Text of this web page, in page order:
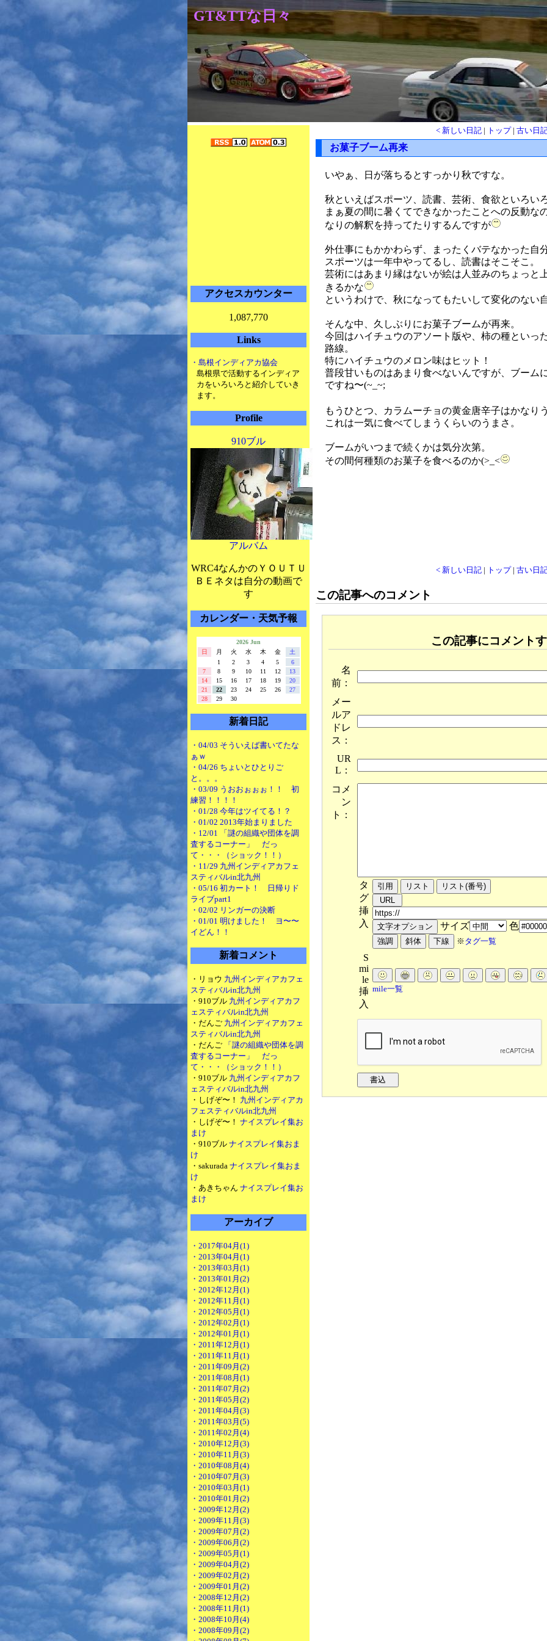
GT&TTな日々
アクセスカウンター
1,087,770
Links
・島根インディアカ協会
島根県で活動するインディア
カをいろいろと紹介していき
ます。
Profile
910ブル
アルバム
WRC4なんかのＹＯＵＴＵ
ＢＥネタは自分の動画で
す
カレンダー・天気予報
2026 Jun
日
月 火 水 木 金
土
1
2 3 4 5
6
7
8 9 10 11 12
13
14
15 16 17 18 19
20
21
22 23 24 25 26
27
28
29 30
新着日記
・04/03 そういえば書いてたな
ぁｗ
・04/26 ちょいとひとりご
と。。。
・03/09 うおおぉぉぉ！！ 初
練習！！！！
・01/28 今年はツイてる！？
・01/02 2013年始まりました
・12/01 「謎の組織や団体を調
査するコーナー」 だっ
て・・・（ショック！！）
・11/29 九州インディアカフェ
スティバルin北九州
・05/16 初カート！ 日帰りド
ライブpart1
・02/02 リンガーの決断
・01/01 明けました！ ヨ〜〜
イどん！！
新着コメント
・リョウ 九州インディアカフェ
スティバルin北九州
・910ブル 九州インディアカフ
ェスティバルin北九州
・だんご 九州インディアカフェ
スティバルin北九州
・だんご
「謎の組織や団体を調
査するコーナー」 だっ
て・・・（ショック！！）
・910ブル 九州インディアカフ
ェスティバルin北九州
・しげぞ〜！ 九州インディアカ
フェスティバルin北九州
・しげぞ〜！ ナイスプレイ集お
まけ
・910ブル ナイスプレイ集おま
け
・sakurada ナイスプレイ集おま
け
・あきちゃん ナイスプレイ集お
まけ
アーカイブ
・2017年04月(1)
・2013年04月(1)
・2013年03月(1)
・2013年01月(2)
・2012年12月(1)
・2012年11月(1)
・2012年05月(1)
・2012年02月(1)
・2012年01月(1)
・2011年12月(1)
・2011年11月(1)
・2011年09月(2)
・2011年08月(1)
・2011年07月(2)
・2011年05月(2)
・2011年04月(3)
・2011年03月(5)
・2011年02月(4)
・2010年12月(3)
・2010年11月(3)
・2010年08月(4)
・2010年07月(3)
・2010年03月(1)
・2010年01月(2)
・2009年12月(2)
・2009年11月(3)
・2009年07月(2)
・2009年06月(2)
・2009年05月(1)
・2009年04月(2)
・2009年02月(2)
・2009年01月(2)
・2008年12月(2)
・2008年11月(1)
・2008年10月(4)
・2008年09月(2)
< 新しい日記| トップ| 古い日
お菓子ブーム再来
いやぁ、日が落ちるとすっかり秋ですな。
秋といえばスポーツ、読書、芸術、食欲といろい
まぁ夏の間に暑くてできなかったことへの反動な
なりの解釈を持ってたりするんですが
外仕事にもかかわらず、まったくバテなかった自
スポーツは一年中やってるし、読書はそこそこ。
芸術にはあまり縁はないが絵は人並みのちょっと
きるかな
というわけで、秋になってもたいして変化のない
そんな中、久しぶりにお菓子ブームが再来。
今回はハイチュウのアソート版や、柿の種といっ
路線。
特にハイチュウのメロン味はヒット！
普段甘いものはあまり食べないんですが、ブーム
ですね〜(~_~;
もうひとつ、カラムーチョの黄金唐辛子はかなり
これは一気に食べてしまうくらいのうまさ。
ブームがいつまで続くかは気分次第。
その間何種類のお菓子を食べるのか(>_<
< 新しい日記| トップ| 古い日
この記事へのコメント
この記事にコメント
名
前：
メー
ルア
ドレ
ス：
UR
L：
コメ
ン
ト：
タ
グ
挿
入
サイズ 色
※ タグ一覧
S
mi
le
挿
入
mile一覧